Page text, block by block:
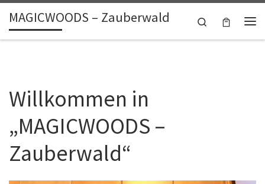
Zum Inhalt springen
MAGICWOODS – Zauberwald
Search
Willkommen in
„MAGICWOODS –
Zauberwald“